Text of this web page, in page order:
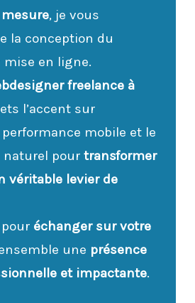
, je vous
la conception du
mise en ligne.
freelance à
l’accent sur
performance mobile et le
naturel pourtransformer
véritable levier de
échanger sur votre
une présence
et impactante.